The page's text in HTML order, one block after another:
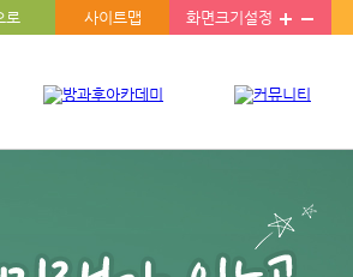
로 사이트맵 화면크기설정